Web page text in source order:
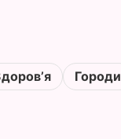
Городи